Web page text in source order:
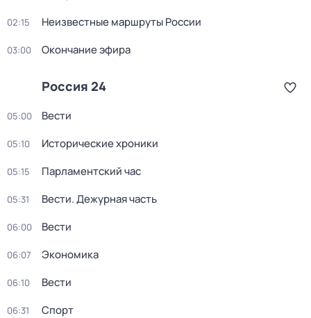
02:15 Неизвестные маршруты России
03:00 Окончание эфира
Россия 24
05:00 Вести
05:10 Исторические хроники
05:15 Парламентский час
05:31 Вести. Дежурная часть
06:00 Вести
06:07 Экономика
06:10 Вести
06:31 Спорт